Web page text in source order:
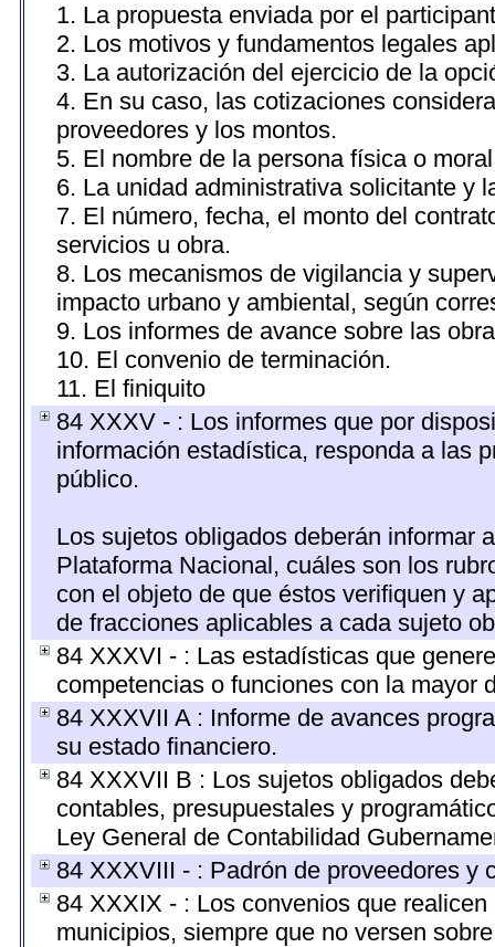
1. La propuesta enviada por el
2. Los motivos y fundamentos legales
3. La autorización del ejercicio de la
4. En su caso, las cotizaciones
proveedores y los montos.
5. El nombre de la persona física o
6. La unidad administrativa solicitante y
7. El número, fecha, el monto del
servicios u obra.
8. Los mecanismos de vigilancia y
impacto urbano y ambiental, según
9. Los informes de avance sobre las
10. El convenio de terminación.
11. El finiquito
84 XXXV - : Los informes que por
información estadística, responda a las
público.
Los sujetos obligados deberán informar
Plataforma Nacional, cuáles son los
con el objeto de que éstos verifiquen y
de fracciones aplicables a cada sujeto
84 XXXVI - : Las estadísticas que
competencias o funciones con la mayor
84 XXXVII A : Informe de avances
su estado financiero.
84 XXXVII B : Los sujetos obligados
contables, presupuestales y
Ley General de Contabilidad
84 XXXVIII - : Padrón de proveedores y
84 XXXIX - : Los convenios que
municipios, siempre que no versen